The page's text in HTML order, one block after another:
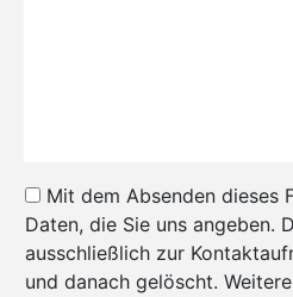
Mit dem Absenden dieses
Daten, die Sie uns angeben.
ausschließlich zur
und danach gelöscht.